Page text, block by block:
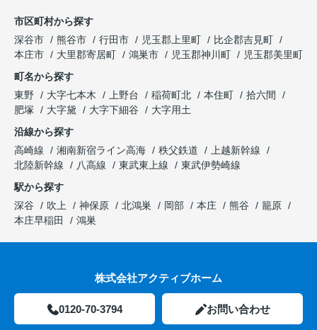
市区町村から探す
深谷市
熊谷市 行田市 児玉郡上里町
比企郡吉見町
本庄市
大里郡寄居町 鴻巣市 児玉郡神川町
児玉郡美里町
町名から探す
東野
大字七本木 上野台 稲荷町北 本住町
拾六間
肥塚
大字黛 大字下細谷
大字用土
沿線から探す
高崎線
湘南新宿ライン高海 秩父鉄道
上越新幹線
北陸新幹線
八高線 東武東上線
東武伊勢崎線
駅から探す
深谷
吹上 神保原 北鴻巣 岡部 本庄 熊谷
籠原
本庄早稲田
鴻巣
株式会社アクティブホーム
0120-70-3794 お問い合わせ